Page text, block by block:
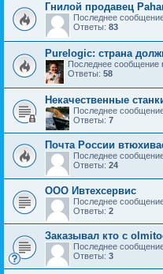
Гнилой продавец
Последнее
Ответы: 83
Purelogic: страна
Последнее сообщение
Ответы: 58
Некачественные
Последнее
Ответы: 7
Почта России
Последнее
Ответы: 24
ООО Ивтехсервис
Последнее
Ответы: 2
Заказывал кто с
Последнее
Ответы: 3